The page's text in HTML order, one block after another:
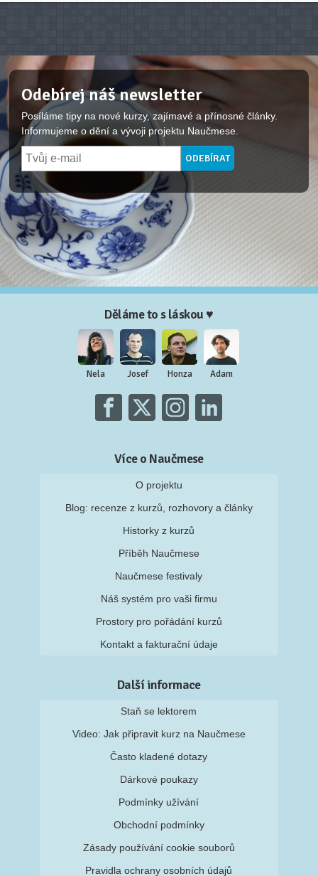
Odebírej náš newsletter
Posíláme tipy na nové kurzy, zajímavé a přínosné články.
Informujeme o dění a vývoji projektu Naučmese.
Děláme to s láskou ♥
Nela Josef Honza Adam
Více o Naučmese
O projektu
Blog: recenze z kurzů, rozhovory a články
Historky z kurzů
Příběh Naučmese
Naučmese festivaly
Náš systém pro vaši firmu
Prostory pro pořádání kurzů
Kontakt a fakturační údaje
Další informace
Staň se lektorem
Video: Jak připravit kurz na Naučmese
Často kladené dotazy
Dárkové poukazy
Podmínky užívání
Obchodní podmínky
Zásady používání cookie souborů
Pravidla ochrany osobních údajů